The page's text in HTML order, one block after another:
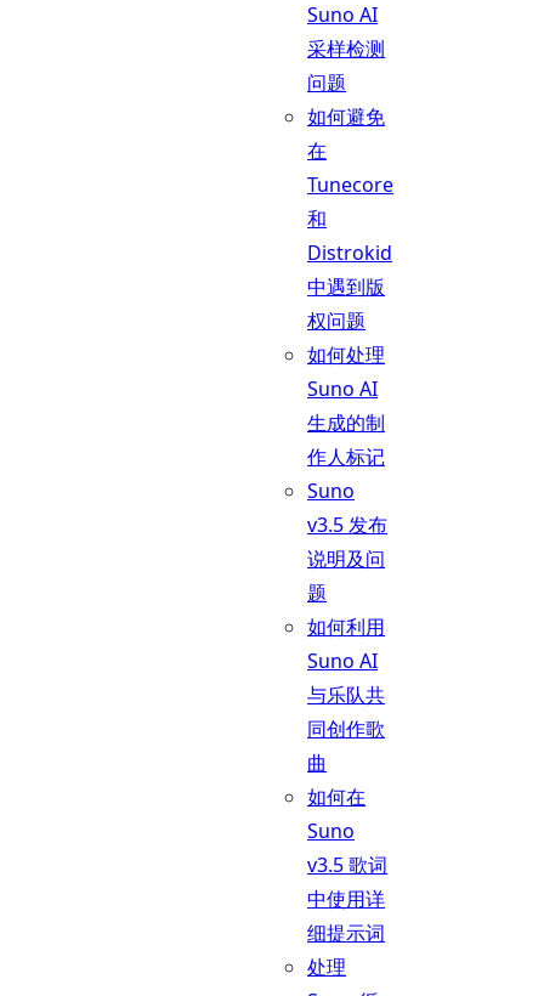
Suno AI
采样检测
问题
如何避免
在
Tunecore
和
Distrokid
中遇到版
权问题
如何处理
Suno AI
生成的制
作人标记
Suno
v3.5 发布
说明及问
题
如何利用
Suno AI
与乐队共
同创作歌
曲
如何在
Suno
v3.5 歌词
中使用详
细提示词
处理